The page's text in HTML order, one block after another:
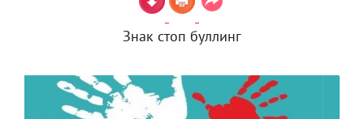
Знак стоп буллинг